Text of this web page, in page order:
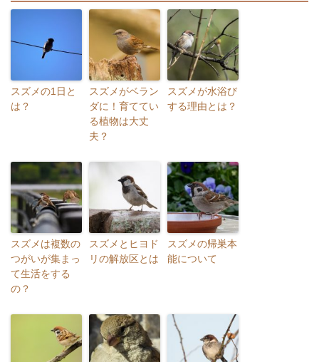
スズメの1日と
は？
スズメがベラン
ダに！育ててい
る植物は大丈
夫？
スズメが水浴び
する理由とは？
スズメは複数の
つがいが集まっ
て生活をする
の？
スズメとヒヨド
リの解放区とは
スズメの帰巣本
能について